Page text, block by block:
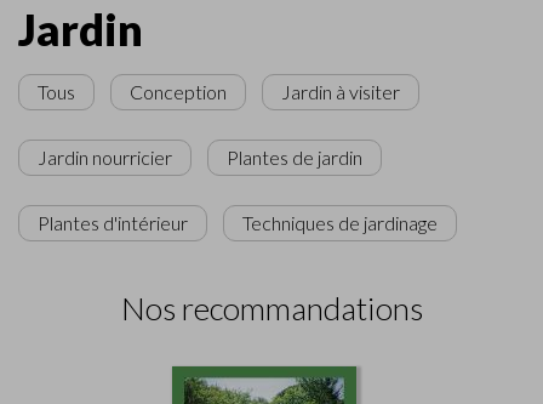
Jardin
Tous Conception Jardin à visiter
Jardin nourricier Plantes de jardin
Plantes d'intérieur Techniques de jardinage
Nos recommandations